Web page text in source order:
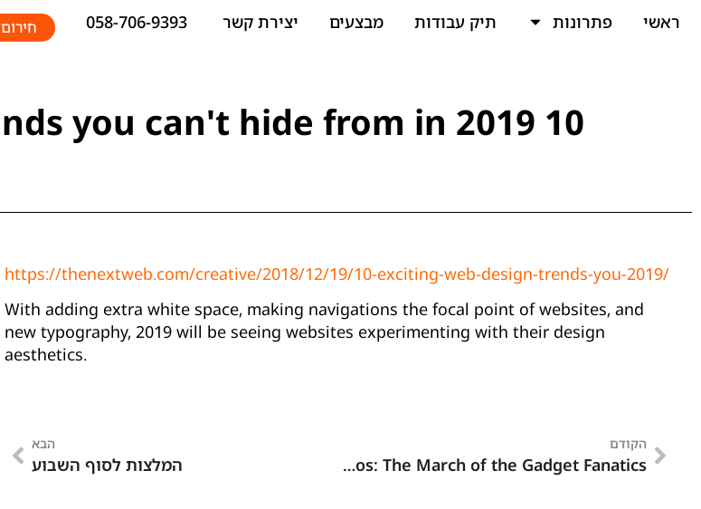
ראשי פתרונות תיק עבודות מבצעים יצירת קשר חירום
10 exciting web design trends you can't hide from in 2019
https://thenextweb.com/creative/2018/12/19/10-exciting-web-design-trends-you-2019/
With adding extra white space, making navigations the focal point of websites, and
new typography, 2019 will be seeing websites experimenting with their design
aesthetics.
הקודם
CES 2019 in Photos: The March of the Gadget Fanatics
הבא
המלצות לסוף השבוע